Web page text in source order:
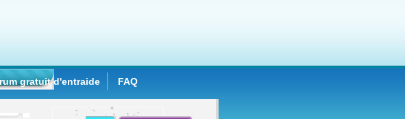
gratuit d'entraide FAQ